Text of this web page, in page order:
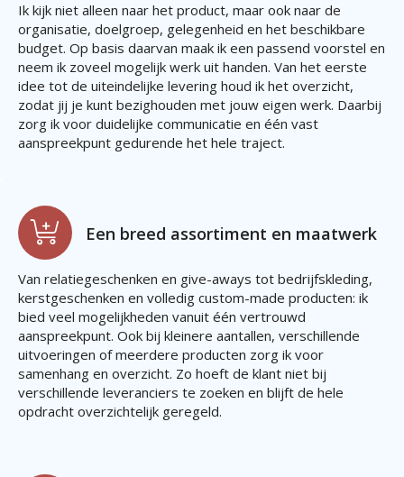
Ik kijk niet alleen naar het product, maar ook naar de
organisatie, doelgroep, gelegenheid en het beschikbare
budget. Op basis daarvan maak ik een passend voorstel en
neem ik zoveel mogelijk werk uit handen. Van het eerste
idee tot de uiteindelijke levering houd ik het overzicht,
zodat jij je kunt bezighouden met jouw eigen werk. Daarbij
zorg ik voor duidelijke communicatie en één vast
aanspreekpunt gedurende het hele traject.
Een breed assortiment en maatwerk
Van relatiegeschenken en give-aways tot bedrijfskleding,
kerstgeschenken en volledig custom-made producten: ik
bied veel mogelijkheden vanuit één vertrouwd
aanspreekpunt. Ook bij kleinere aantallen, verschillende
uitvoeringen of meerdere producten zorg ik voor
samenhang en overzicht. Zo hoeft de klant niet bij
verschillende leveranciers te zoeken en blijft de hele
opdracht overzichtelijk geregeld.